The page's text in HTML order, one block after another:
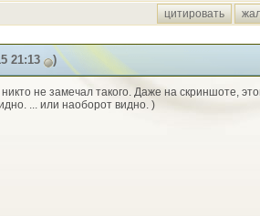
цитировать
21:13 )
никто не замечал такого. Даже на скриншоте,
... или наоборот видно. )